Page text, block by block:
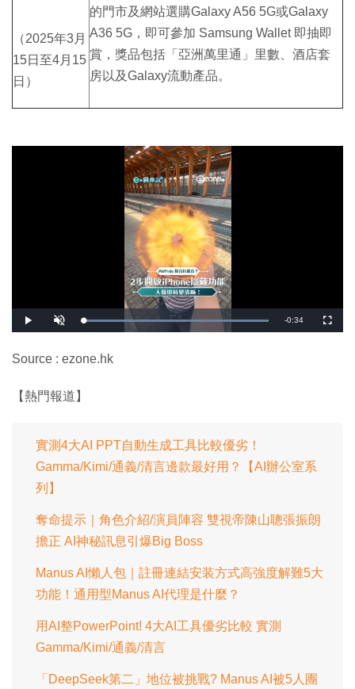
（2025年3月
15日至4月15
日）
的門市及網站選購Galaxy A56 5G或Galaxy
A36 5G，即可參加 Samsung Wallet 即抽即
賞，獎品包括「亞洲萬里通」里數、酒店套
房以及Galaxy流動產品。
播
放
開
啟
載
入
剩
-0:34
全
螢
Source : ezone.hk
【熱門報道】
實測4大AI PPT自動生成工具比較優劣！
Gamma/Kimi/通義/清言邊款最好用？【AI辦公室系
列】
奪命提示｜角色介紹/演員陣容 雙視帝陳山聰張振朗
擔正 AI神秘訊息引爆Big Boss
Manus AI懶人包｜註冊連結安装方式高強度解難5大
功能！通用型Manus AI代理是什麼？
用AI整PowerPoint! 4大AI工具優劣比較 實測
Gamma/Kimi/通義/清言
「DeepSeek第二」地位被挑戰? Manus AI被5人團